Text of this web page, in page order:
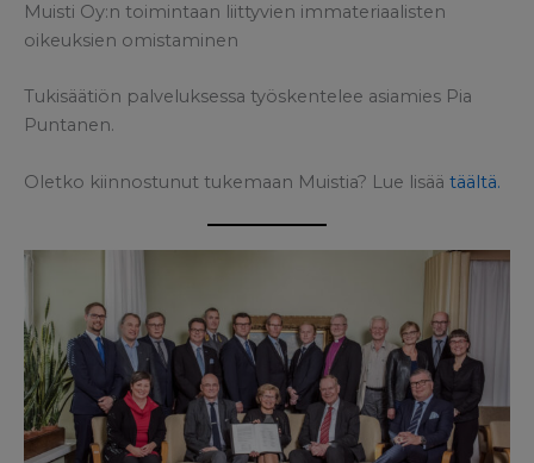
Muisti Oy:n toimintaan liittyvien immateriaalisten
oikeuksien omistaminen
Tukisäätiön palveluksessa työskentelee asiamies Pia
Puntanen.
Oletko kiinnostunut tukemaan Muistia? Lue lisää täältä.